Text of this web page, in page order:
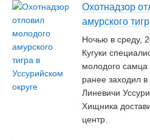
Охотнадзор
амурского
Ночью в среду,
Кугуки
молодого самца
ранее заходил в
Линевичи
Хищника
центр.